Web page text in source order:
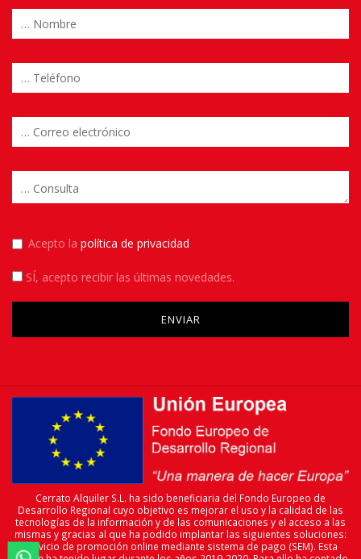
Acepto la política de privacidad
SÍ, acepto recibir las últimas novedades.
Please leave this field empty.
Cerrato Alquiler S.L. ha sido beneficiaria del Fondo Europeo de
Desarrollo Regional cuyo objetivo es mejorar el uso y la calidad de las
tecnologías de la información y de las comunicaciones y el acceso a las
mismas y gracias al que ha podido implantar las siguientes soluciones:
servicio de promoción online mediante sistema de pago (SEM). Esta